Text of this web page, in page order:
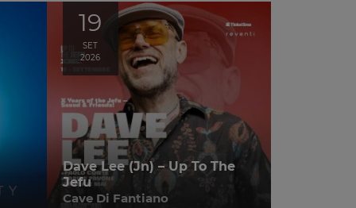
19
SET
2026
Dave Lee (Jn) – Up To The
Jefu
Cave Di Fantiano